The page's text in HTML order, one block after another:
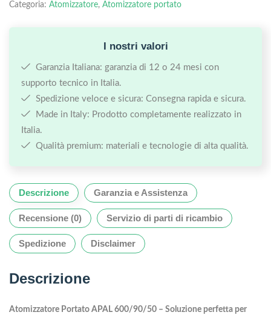
Categoria: Atomizzatore, Atomizzatore portato
I nostri valori
Garanzia Italiana: garanzia di 12 o 24 mesi con
supporto tecnico in Italia.
Spedizione veloce e sicura: Consegna rapida e sicura.
Made in Italy: Prodotto completamente realizzato in
Italia.
Qualità premium: materiali e tecnologie di alta qualità.
Descrizione Garanzia e Assistenza
Recensione (0) Servizio di parti di ricambio
Spedizione Disclaimer
Descrizione
Atomizzatore Portato APAL 600/90/50 – Soluzione perfetta per